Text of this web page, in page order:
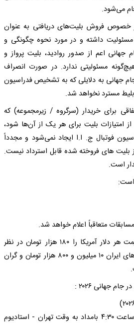
می‌شود.
خصوص فروش بلیت‌های دریافتی به عنوان
داشته و در مورد نحوه چگونگی و
جهانی اعم از صدور روادید، بلیت پرواز و
مسئولیتی ندارد. در صورت انصراف
جهانی به دلایلی که به تشخیص فدراسیون
مسترد نخواهد شد.
برای خریدار (سرگروه / زیرمجموعه) که
امتیازات بلیت برای هر یک از آن‌ها شود،
فوتبال ج. ا.ا ایجاد نمی‌شود و مجدداً
های فروخته شده قابل استرداد نیست.
است.
متعاقباً اعلام خواهد شد.
به گزارش خبرنگار مهر، اگر قیمت هر دلار آمریکا را ۱۸۰ هزار تومان در نظر
بگیریم ارزان ترین بلیت بازی های ایران ۱۰ میلیون و ۸۰۰ هزار تومان و گران
جهانی ۲۰۲۶ :
- بازی ۱۵: ایران - نیوزیلند - ساعت ۴:۳۰ بامداد به وقت تهران - استادیوم